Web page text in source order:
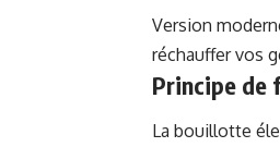
Version
réchauffer vos
Principe de
La bouillotte